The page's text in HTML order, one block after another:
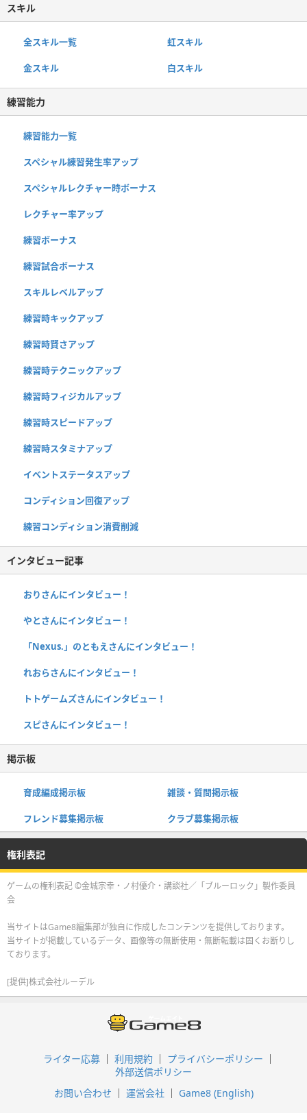
スキル
全スキル一覧 虹スキル
金スキル 白スキル
練習能力
練習能力一覧
スペシャル練習発生率アップ
スペシャルレクチャー時ボーナス
レクチャー率アップ
練習ボーナス
練習試合ボーナス
スキルレベルアップ
練習時キックアップ
練習時賢さアップ
練習時テクニックアップ
練習時フィジカルアップ
練習時スピードアップ
練習時スタミナアップ
イベントステータスアップ
コンディション回復アップ
練習コンディション消費削減
インタビュー記事
おりさんにインタビュー！
やとさんにインタビュー！
「Nexus.」のともえさんにインタビュー！
れおらさんにインタビュー！
トトゲームズさんにインタビュー！
スピさんにインタビュー！
掲示板
育成編成掲示板 雑談・質問掲示板
フレンド募集掲示板 クラブ募集掲示板
権利表記
ゲームの権利表記 ©金城宗幸・ノ村優介・講談社／「ブルーロック」製作委員
会
当サイトはGame8編集部が独自に作成したコンテンツを提供しております。
当サイトが掲載しているデータ、画像等の無断使用・無断転載は固くお断りし
ております。
[提供]株式会社ルーデル
ライター応募 利用規約
プライバシーポリシー
外部送信ポリシー
お問い合わせ
運営会社 Game8 (English)